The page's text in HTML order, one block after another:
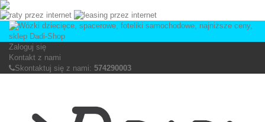
Zaloguj się
Kontakt z nami
Skontaktuj się z nami: 574290003